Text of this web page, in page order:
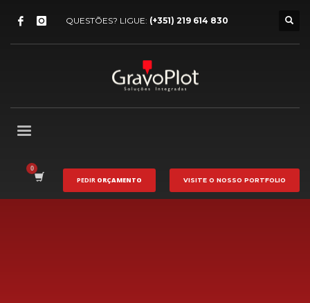
QUESTÕES? LIGUE: (+351) 219 614 830
PEDIR ORÇAMENTO VISITE O NOSSO PORTFOLIO